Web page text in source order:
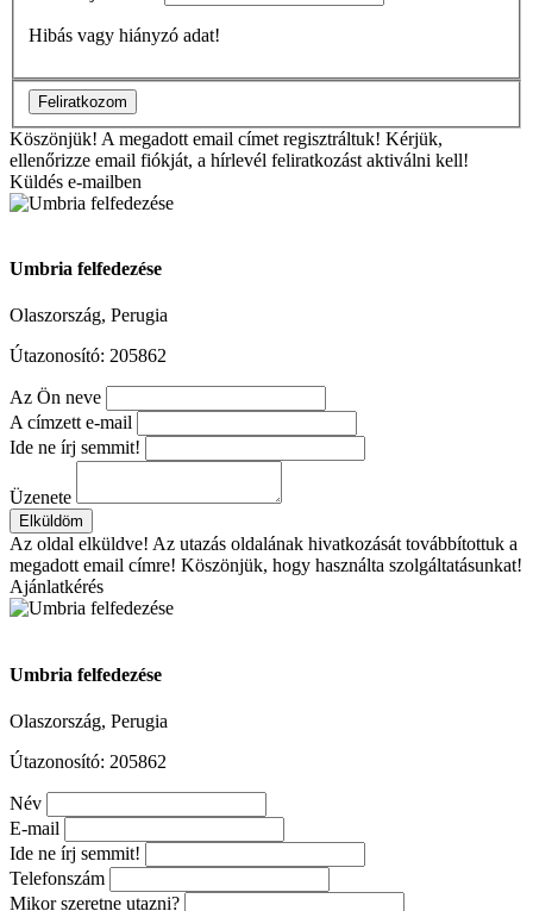
Hibás vagy hiányzó adat!
Feliratkozom
Köszönjük! A megadott email címet regisztráltuk! Kérjük,
ellenőrizze email fiókját, a hírlevél feliratkozást aktiválni kell!
Küldés e-mailben
Umbria felfedezése
Olaszország, Perugia
Útazonosító: 205862
Az Ön neve
A címzett e-mail
Ide ne írj semmit!
Üzenete
Elküldöm
Az oldal elküldve! Az utazás oldalának hivatkozását továbbítottuk a
megadott email címre! Köszönjük, hogy használta szolgáltatásunkat!
Ajánlatkérés
Umbria felfedezése
Olaszország, Perugia
Útazonosító: 205862
Név
E-mail
Ide ne írj semmit!
Telefonszám
Mikor szeretne utazni?